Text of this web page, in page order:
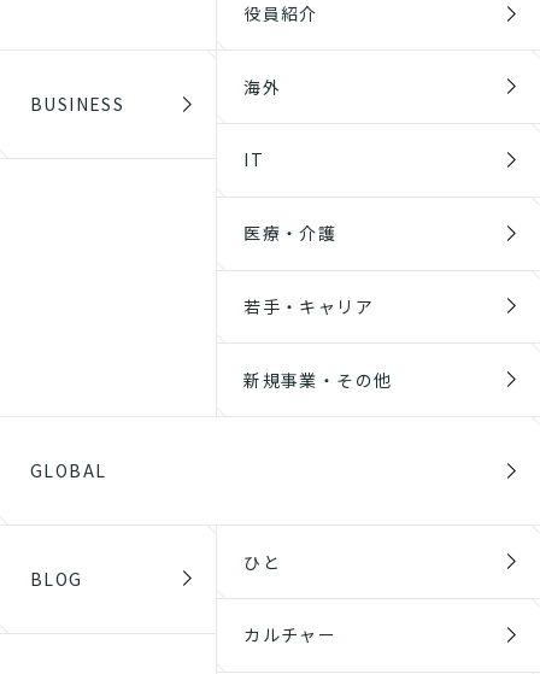
役員紹介
BUSINESS
海外
IT
医療・介護
若手・キャリア
新規事業・その他
GLOBAL
BLOG
ひと
カルチャー